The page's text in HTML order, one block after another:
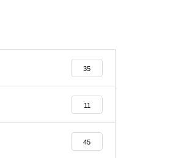
35
11
45